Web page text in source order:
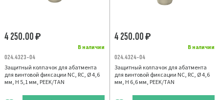
В наличии
4 250.00₽
024.4323-04
Защитный колпачок для абатмента
для винтовой фиксации NС, RC, Ø 4,6
мм, H 5,1 мм, PEEK/TAN
В наличии
4 250.00₽
024.4324-04
Защитный колпачок для абатмента
для винтовой фиксации NС, RC, Ø 4,6
мм, H 6,6 мм, PEEK/TAN